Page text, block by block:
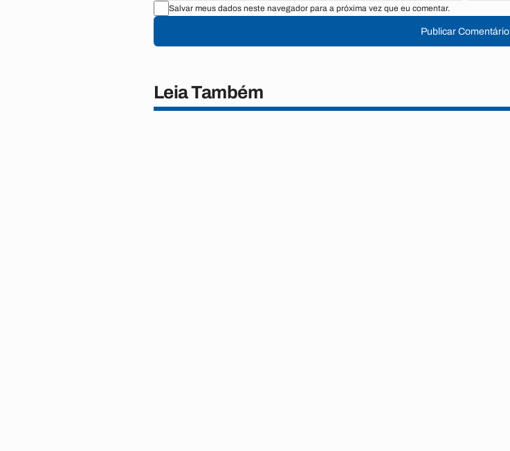
Salvar meus dados neste navegador para a próxima vez que eu comentar.
Publicar Comentário
Leia Também